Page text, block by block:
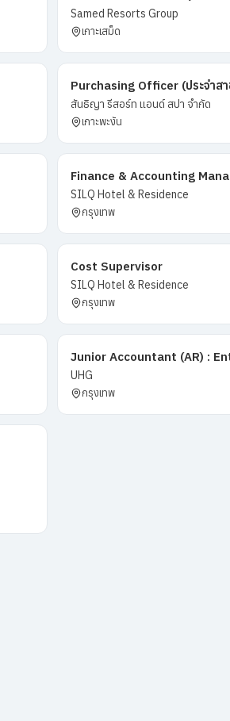
Samed Resorts Group
เกาะเสม็ด
Purchasing Officer (ประจำสา
สันธิญา รีสอร์ท แอนด์ สปา จำกัด
เกาะพะงัน
Finance & Accounting
SILQ Hotel & Residence
กรุงเทพ
Cost Supervisor
SILQ Hotel & Residence
กรุงเทพ
Junior Accountant (AR) :
UHG
กรุงเทพ